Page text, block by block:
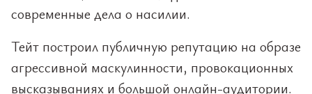
современные дела о насилии.
Тейт построил публичную репутацию на образе
агрессивной маскулинности, провокационных
высказываниях и большой онлайн-аудитории.